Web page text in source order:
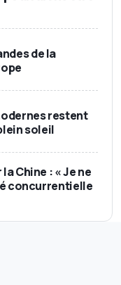
de la
restent
soleil
Chine : « Je ne
concurrentielle